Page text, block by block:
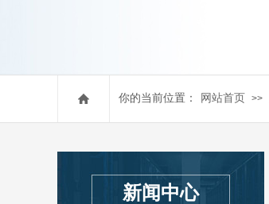
网站首页 >>
你的当前位置：
新闻中心